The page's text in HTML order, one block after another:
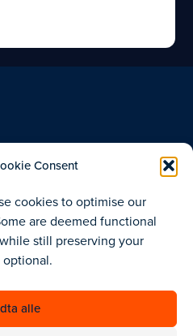
Consent
cookies to optimise our
are deemed functional
still preserving your
alle